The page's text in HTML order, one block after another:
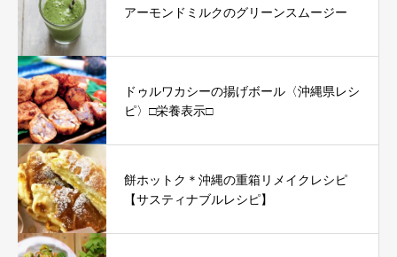
アーモンドミルクのグリーンスムージー
ドゥルワカシーの揚げボール〈沖縄県レシ
ピ〉□栄養表示□
餅ホットク＊沖縄の重箱リメイクレシピ
【サスティナブルレシピ】